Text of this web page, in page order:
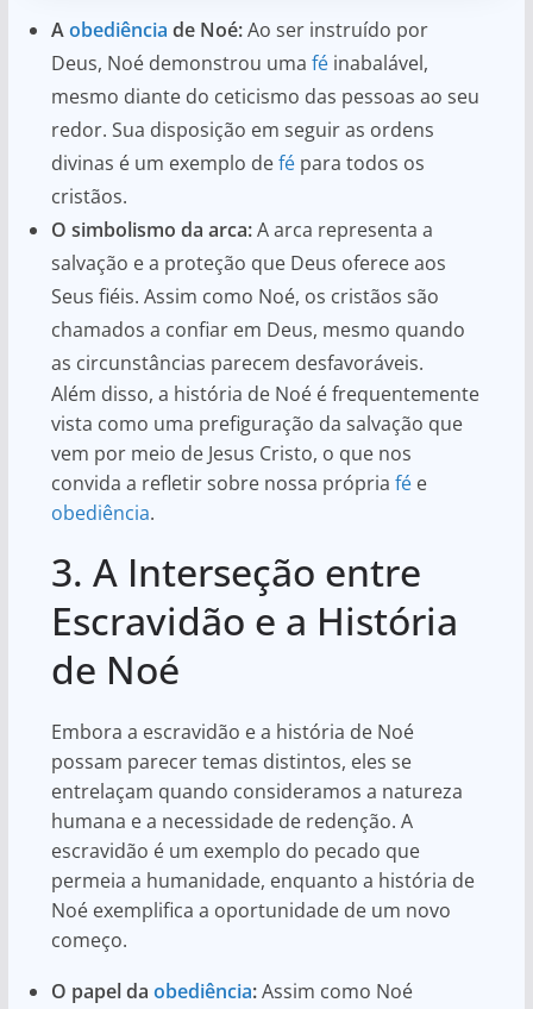
Aobediência de Noé:Ao ser instruído por
Deus, Noé demonstrou uma féinabalável,
mesmo diante do ceticismo das pessoas ao seu
redor. Sua disposição em seguir as ordens
divinas é um exemplo defépara todos os
cristãos.
O simbolismo da arca:A arca representa a
salvação e a proteção que Deus oferece aos
Seus fiéis. Assim como Noé, os cristãos são
chamados a confiar em Deus, mesmo quando
as circunstâncias parecem desfavoráveis.
Além disso, a história de Noé é frequentemente
vista como uma prefiguração da salvação que
vem por meio de Jesus Cristo, o que nos
convida a refletir sobre nossa própria fée
obediência.
3. A Interseção entre
Escravidão e a História
de Noé
Embora a escravidão e a história de Noé
possam parecer temas distintos, eles se
entrelaçam quando consideramos a natureza
humana e a necessidade de redenção. A
escravidão é um exemplo do pecado que
permeia a humanidade, enquanto a história de
Noé exemplifica a oportunidade de um novo
começo.
O papel da obediência:Assim como Noé